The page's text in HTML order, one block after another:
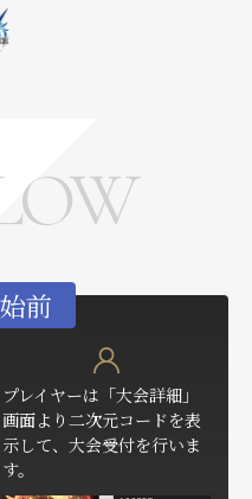
前
プレイヤーは「大会詳細」
画面より二次元コードを表
示して、大会受付を行いま
す。